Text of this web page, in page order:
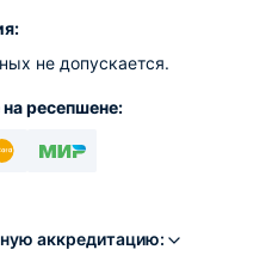
не допускается.
ресепшене:
аккредитацию: